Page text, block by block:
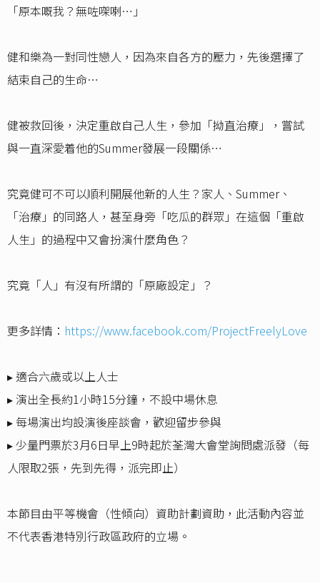
「原本嘅我？無咗㗎喇…」
健和樂為一對同性戀人，因為來自各方的壓力，先後選擇了
結束自己的生命…
健被救回後，決定重啟自己人生，參加「拗直治療」，嘗試
與一直深愛着他的Summer發展一段關係…
究竟健可不可以順利開展他新的人生？家人、Summer、
「治療」的同路人，甚至身旁「吃瓜的群眾」在這個「重啟
人生」的過程中又會扮演什麼角色？
究竟「人」有沒有所謂的「原廠設定」？
更多詳情： https://www.facebook.com/ProjectFreelyLove
▸ 適合六歲或以上人士
▸ 演出全長約1小時15分鐘，不設中場休息
▸ 每場演出均設演後座談會，歡迎留步參與
▸ 少量門票於3月6日早上9時起於荃灣大會堂詢問處派發（每
人限取2張，先到先得，派完即止）
本節目由平等機會（性傾向）資助計劃資助，此活動內容並
不代表香港特別行政區政府的立場。